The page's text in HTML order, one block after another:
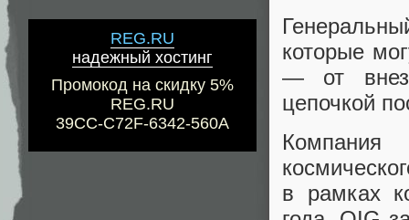
REG.RU
надежный хостинг
Промокод на скидку 5%
REG.RU
39CC-C72F-6342-560A
которые
— от
цепочкой
в рамках